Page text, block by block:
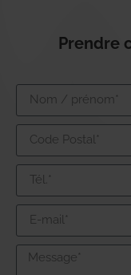
Prendre